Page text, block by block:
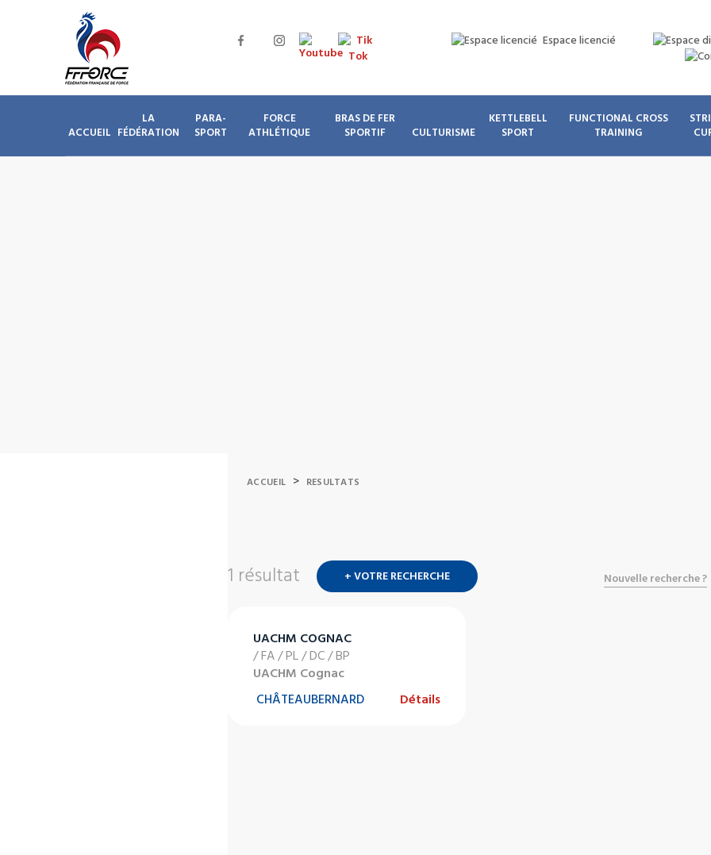
Espace licencié
ACCUEIL
LA
FÉDÉRATION
PARA-
SPORT
FORCE
ATHLÉTIQUE
BRAS DE FER
SPORTIF
CULTURISME
KETTLEBELL
SPORT
FUNCTIONAL CROSS
TRAINING
ACCUEIL > RESULTATS
1 résultat + VOTRE RECHERCHE Nouvelle recherche ?
UACHM COGNAC
/ FA / PL / DC / BP
UACHM Cognac
CHÂTEAUBERNARD
Détails